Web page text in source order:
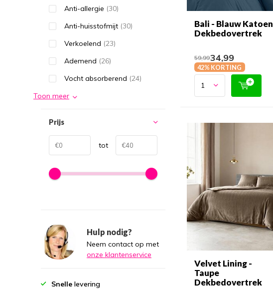
Bali - Blauw Katoen
Dekbedovertrek
59,9934,99
42% KORTING
Velvet Lining -
Taupe
Dekbedovertrek
Anti-allergie (30)
Anti-huisstofmijt (30)
Verkoelend (23)
Ademend (26)
Vocht absorberend (24)
Toon meer
Prijs
tot
Hulp nodig?
Neem contact op met
onze klantenservice
Snelle levering